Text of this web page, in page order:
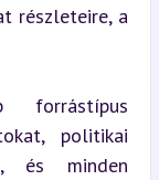
részleteire, a
forrástípus
politikai
és minden